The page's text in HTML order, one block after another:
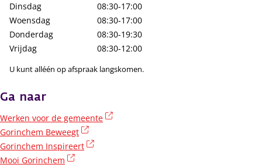
Dinsdag
08:30-17:00
Woensdag
08:30-17:00
Donderdag
08:30-19:30
Vrijdag
08:30-12:00
U kunt alléén op afspraak langskomen.
Ga naar
Werken voor de gemeente
Gorinchem Beweegt
Gorinchem Inspireert
Mooi Gorinchem